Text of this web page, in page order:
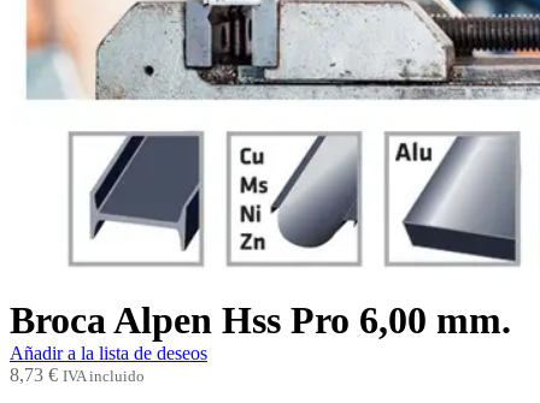
Broca Alpen Hss Pro 6,00 mm.
Añadir a la lista de deseos
8,73 € IVA incluido